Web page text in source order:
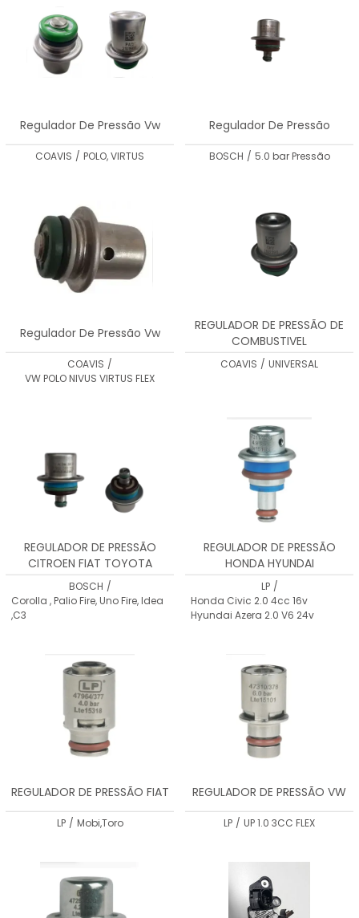
Regulador De Pressão Vw
COAVIS / POLO, VIRTUS
Regulador De Pressão
BOSCH / 5.0 bar Pressão
Regulador De Pressão Vw
COAVIS /
VW POLO NIVUS VIRTUS FLEX
REGULADOR DE PRESSÃO DE
COMBUSTIVEL
COAVIS / UNIVERSAL
REGULADOR DE PRESSÃO
CITROEN FIAT TOYOTA
BOSCH /
Corolla , Palio Fire, Uno Fire, Idea
,C3
REGULADOR DE PRESSÃO
HONDA HYUNDAI
LP /
Honda Civic 2.0 4cc 16v
Hyundai Azera 2.0 V6 24v
REGULADOR DE PRESSÃO FIAT
LP / Mobi,Toro
REGULADOR DE PRESSÃO VW
LP / UP 1.0 3CC FLEX